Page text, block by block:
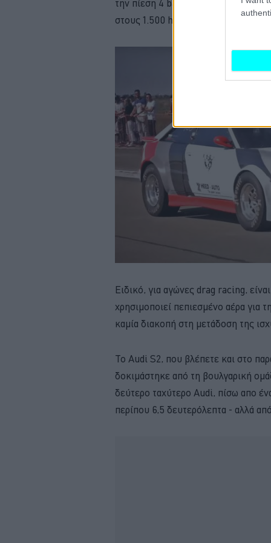
την πίεση 4 bar από τον τεράστιο
στους 1.500 hp στο στρόφαλο και
Ειδικό, για αγώνες drag racing,
χρησιμοποιεί πεπιεσμένο αέρα για
καμία διακοπή στη μετάδοση της
Το Audi S2, που βλέπετε και στο
δοκιμάστηκε από τη βουλγαρική
δεύτερο ταχύτερο Audi, πίσω απο
περίπου 6,5 δευτερόλεπτα - αλλά